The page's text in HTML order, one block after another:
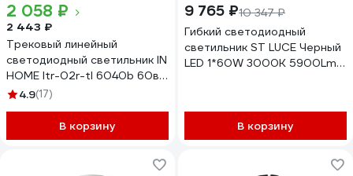
2 058 ₽
2 443 ₽
Трековый линейный
светодиодный светильник IN
HOME ltr-02r-tl 6040b 60вт,
4000к, 1135мм, 24гр, черный,
4690612045917
4.9(17)
В корзину
9 765 ₽10 347 ₽
Гибкий светодиодный
светильник ST LUCE Черный
LED 1*60W 3000K 5900Lm
В корзину